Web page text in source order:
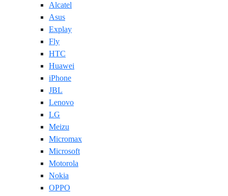
Alcatel
Asus
Explay
Fly
HTC
Huawei
iPhone
JBL
Lenovo
LG
Meizu
Micromax
Microsoft
Motorola
Nokia
OPPO